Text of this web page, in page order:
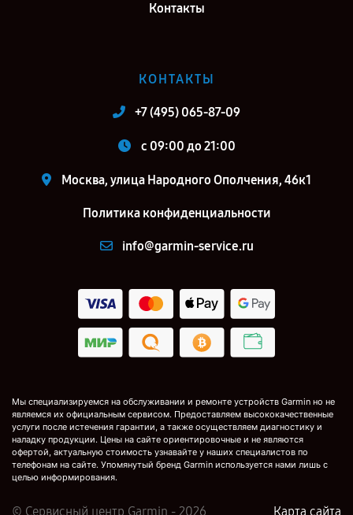
Контакты
КОНТАКТЫ
+7 (495) 065-87-09
c 09:00 до 21:00
Москва, улица Народного Ополчения, 46к1
Политика конфиденциальности
info@garmin-service.ru
Мы специализируемся на обслуживании и ремонте устройств Garmin но не
являемся их официальным сервисом. Предоставляем высококачественные
услуги после истечения гарантии, а также осуществляем диагностику и
наладку продукции. Цены на сайте ориентировочные и не являются
офертой, актуальную стоимость узнавайте у наших специалистов по
телефонам на сайте. Упомянутый бренд Garmin используется нами лишь с
целью информирования.
© Сервисный центр Garmin - 2026 Карта сайта